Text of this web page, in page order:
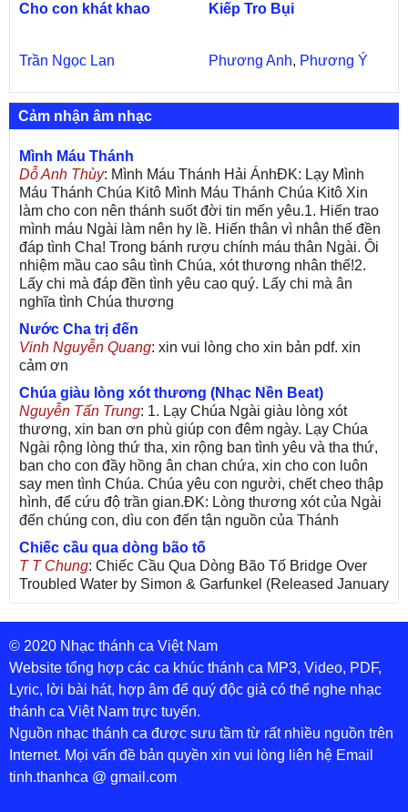
Cho con khát khao
Trần Ngọc Lan
Kiếp Tro Bụi
Phương Anh, Phương Ý
Cảm nhận âm nhạc
Mình Máu Thánh
Dỗ Anh Thùy: Mình Máu Thánh Hải ÁnhĐK: Lạy Mình
Máu Thánh Chúa Kitô Mình Máu Thánh Chúa Kitô Xin
làm cho con nên thánh suốt đời tin mến yêu.1. Hiến trao
mình máu Ngài làm nên hy lề. Hiến thân vì nhân thế đền
đáp tình Cha! Trong bánh rượu chính máu thân Ngài. Ôi
nhiệm mầu cao sâu tình Chúa, xót thương nhân thế!2.
Lấy chi mà đáp đền tình yêu cao quý. Lấy chi mà ân
nghĩa tình Chúa thương
Nước Cha trị đến
Vinh Nguyễn Quang: xin vui lòng cho xin bản pdf. xin
cảm ơn
Chúa giàu lòng xót thương (Nhạc Nền Beat)
Nguyễn Tấn Trung: 1. Lạy Chúa Ngài giàu lòng xót
thương, xin ban ơn phù giúp con đêm ngày. Lạy Chúa
Ngài rộng lòng thứ tha, xin rộng ban tình yêu và tha thứ,
ban cho con đầy hồng ân chan chứa, xin cho con luôn
say men tình Chúa. Chúa yêu con người, chết cheo thập
hình, để cứu độ trần gian.ĐK: Lòng thương xót của Ngài
đến chúng con, dìu con đến tận nguồn của Thánh
Chiếc cầu qua dòng bão tố
T T Chung: Chiếc Cầu Qua Dòng Bão Tố Bridge Over
Troubled Water by Simon & Garfunkel (Released January
26, 1970) Lời Việt: Nhạc Sĩ Vũ Đức Nghiêm Trình Bày:
Chung Tử Lưu
De Colores! (Lời Việt)
Son Vu: Bài hát có lời chưa.Cám ơn
Bài ca dâng Mẹ
thuc : xin lòi bài hat ,bai ca dang me.gia ân
Theo gương Mẹ, con lên đường
sr Thúy Ngân: xin cho con bản PDF bài này ạ
Đến với Lòng Thương Xót Chúa
© 2020 Nhạc thánh ca Việt Nam
Website tổng hợp các ca khúc thánh ca MP3, Video, PDF,
Lyric, lời bài hát, hợp âm để quý độc giả có thể nghe nhạc
thánh ca Việt Nam trực tuyến.
Nguồn nhạc thánh ca được sưu tầm từ rất nhiều nguồn trên
Internet. Mọi vấn đề bản quyền xin vui lòng liên hệ Email
tinh.thanhca @ gmail.com